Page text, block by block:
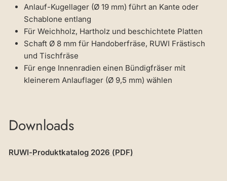
Anlauf-Kugellager (Ø 19 mm) führt an Kante oder
Schablone entlang
Für Weichholz, Hartholz und beschichtete Platten
Schaft Ø 8 mm für Handoberfräse, RUWI Frästisch
und Tischfräse
Für enge Innenradien einen Bündigfräser mit
kleinerem Anlauflager (Ø 9,5 mm) wählen
Downloads
RUWI-Produktkatalog 2026 (PDF)